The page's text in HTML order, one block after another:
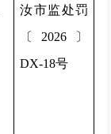
汝市监处罚
〔2026〕
DX-18号